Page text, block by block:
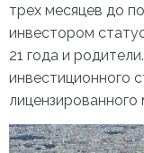
трех месяцев до
инвестором
21 года и
инвестиционного
лицензированного